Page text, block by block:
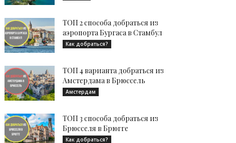
ТОП 2 способа добраться из
аэропорта Бургаса в Стамбул
Как добраться?
ТОП 4 варианта добраться из
Амстердама в Брюссель
Амстердам
ТОП 3 способа добраться из
Брюсселя в Брюгге
Как добраться?